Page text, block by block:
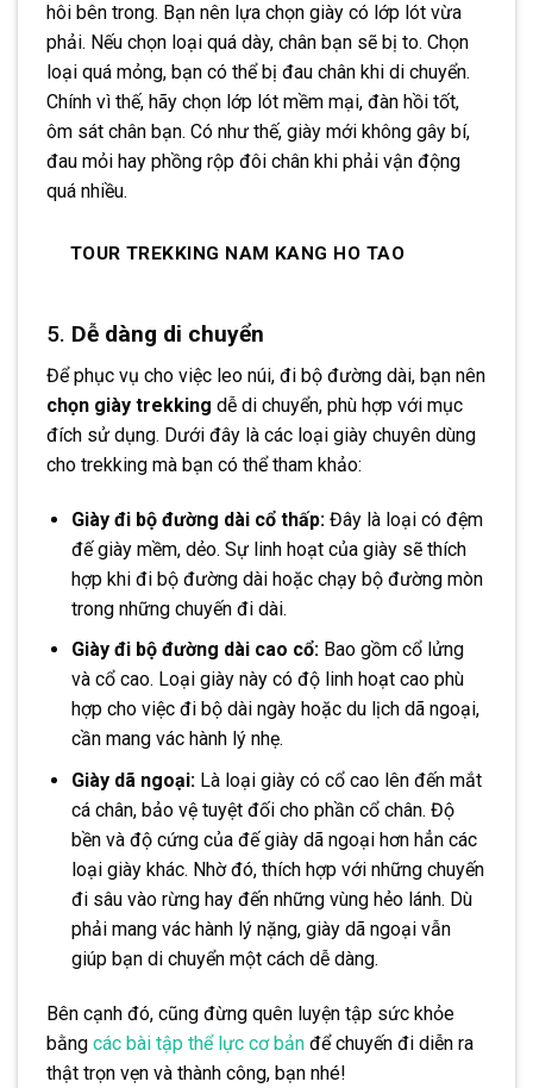
hôi bên trong. Bạn nên lựa chọn giày có lớp lót vừa
phải. Nếu chọn loại quá dày, chân bạn sẽ bị to. Chọn
loại quá mỏng, bạn có thể bị đau chân khi di chuyển.
Chính vì thế, hãy chọn lớp lót mềm mại, đàn hồi tốt,
ôm sát chân bạn. Có như thế, giày mới không gây bí,
đau mỏi hay phồng rộp đôi chân khi phải vận động
quá nhiều.
TOUR TREKKING NAM KANG HO TAO
5. Dễ dàng di chuyển
Để phục vụ cho việc leo núi, đi bộ đường dài, bạn nên
chọn giày trekking dễ di chuyển, phù hợp với mục
đích sử dụng. Dưới đây là các loại giày chuyên dùng
cho trekking mà bạn có thể tham khảo:
Giày đi bộ đường dài cổ thấp: Đây là loại có đệm
đế giày mềm, dẻo. Sự linh hoạt của giày sẽ thích
hợp khi đi bộ đường dài hoặc chạy bộ đường mòn
trong những chuyến đi dài.
Giày đi bộ đường dài cao cổ:Bao gồm cổ lửng
và cổ cao. Loại giày này có độ linh hoạt cao phù
hợp cho việc đi bộ dài ngày hoặc du lịch dã ngoại,
cần mang vác hành lý nhẹ.
Giày dã ngoại:Là loại giày có cổ cao lên đến mắt
cá chân, bảo vệ tuyệt đối cho phần cổ chân. Độ
bền và độ cứng của đế giày dã ngoại hơn hẳn các
loại giày khác. Nhờ đó, thích hợp với những chuyến
đi sâu vào rừng hay đến những vùng hẻo lánh. Dù
phải mang vác hành lý nặng, giày dã ngoại vẫn
giúp bạn di chuyển một cách dễ dàng.
Bên cạnh đó, cũng đừng quên luyện tập sức khỏe
bằng các bài tập thể lực cơ bản để chuyến đi diễn ra
thật trọn vẹn và thành công, bạn nhé!